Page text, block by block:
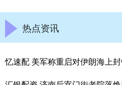
热点资讯
忆速配 美军称重启对伊朗海上